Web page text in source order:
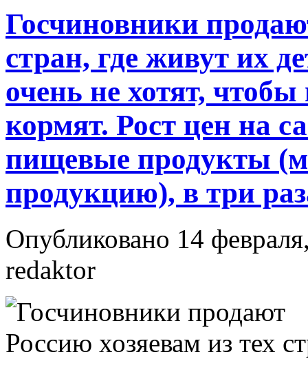
Госчиновники
стран, где живут их
очень не хотят,
кормят. Рост цен на
пищевые продукты
продукцию), в три
Опубликовано 14
redaktor